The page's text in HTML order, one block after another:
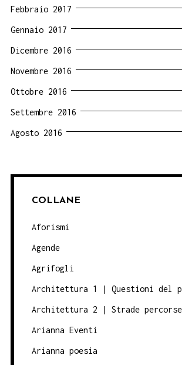
Febbraio 2017
Gennaio 2017
Dicembre 2016
Novembre 2016
Ottobre 2016
Settembre 2016
Agosto 2016
COLLANE
Aforismi
Agende
Agrifogli
Architettura 1 | Questioni del
Architettura 2 | Strade percorse
Arianna Eventi
Arianna poesia